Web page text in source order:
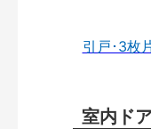
引戸･3枚
室内ド